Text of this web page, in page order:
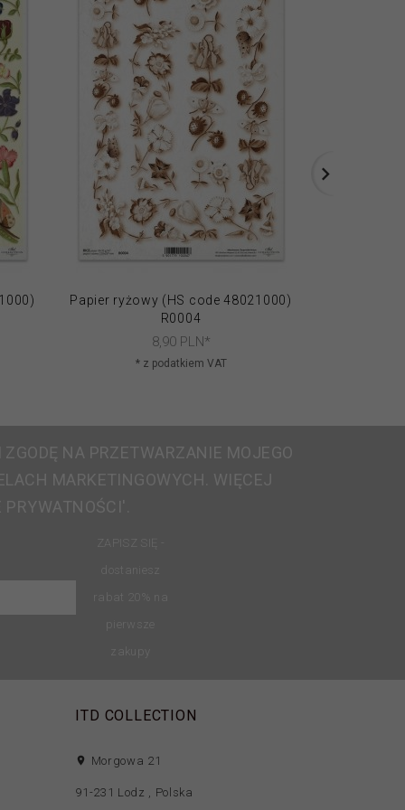
Papier ryżowy (HS code 48021000)
R0004
8,90 PLN*
* z podatkiem VAT
NA PRZETWARZANIE MOJEGO
MARKETINGOWYCH. WIĘCEJ
ZAPISZ SIĘ -
dostaniesz
rabat 20% na
pierwsze
zakupy
ITD COLLECTION
Morgowa 21
91-231 Lodz , Polska